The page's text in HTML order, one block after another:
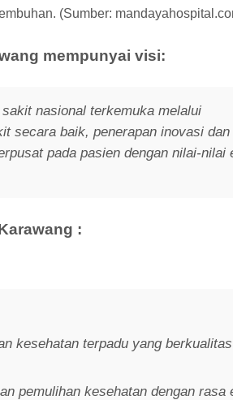
(Sumber:
mempunyai visi:
nasional terkemuka melalui
secara baik, penerapan inovasi
pada pasien dengan nilai-nilai
:
kesehatan terpadu yang
pemulihan kesehatan dengan rasa